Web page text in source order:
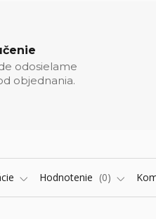
odosielame
objednania.
Hodnotenie 0